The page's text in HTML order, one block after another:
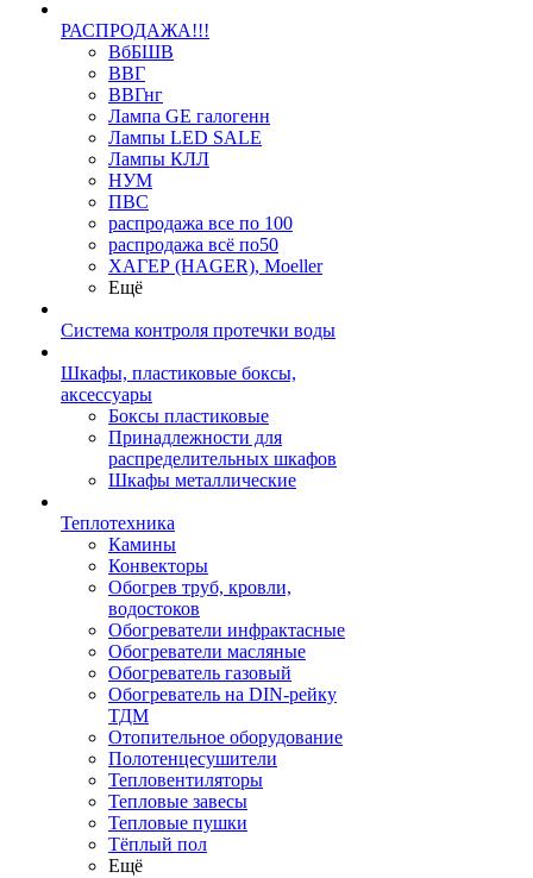
РАСПРОДАЖА!!!
ВбБШВ
ВВГ
ВВГнг
Лампа GE галогенн
Лампы LED SALE
Лампы КЛЛ
НУМ
ПВС
распродажа все по 100
распродажа всё по50
ХАГЕР (HAGER), Moeller
Ещё
Система контроля протечки воды
Шкафы, пластиковые боксы,
аксессуары
Боксы пластиковые
Принадлежности для
распределительных шкафов
Шкафы металлические
Теплотехника
Камины
Конвекторы
Обогрев труб, кровли,
водостоков
Обогреватели инфрактасные
Обогреватели масляные
Обогреватель газовый
Обогреватель на DIN-рейку
ТДМ
Отопительное оборудование
Полотенцесушители
Тепловентиляторы
Тепловые завесы
Тепловые пушки
Тёплый пол
Ещё